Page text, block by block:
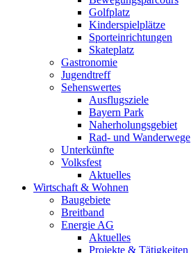
Golfplatz
Kinderspielplätze
Sporteinrichtungen
Skateplatz
Gastronomie
Jugendtreff
Sehenswertes
Ausflugsziele
Bayern Park
Naherholungsgebiet
Rad- und Wanderwege
Unterkünfte
Volksfest
Aktuelles
Wirtschaft & Wohnen
Baugebiete
Breitband
Energie AG
Aktuelles
Projekte & Tätigkeiten